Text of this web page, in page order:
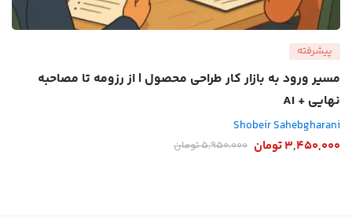
پیشرفته
مسیر ورود به بازار کار طراحی محصول | از رزومه تا مصاحبه
نهایی + AI
Shobeir Sahebgharani
3,450,000تومان 5,950,000تومان